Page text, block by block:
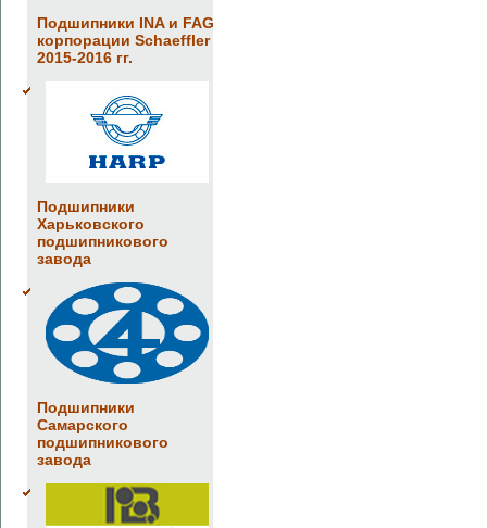
Подшипники INA и FAG
корпорации Schaeffler
2015-2016 гг.
Подшипники
Харьковского
подшипникового
завода
Подшипники
Самарского
подшипникового
завода